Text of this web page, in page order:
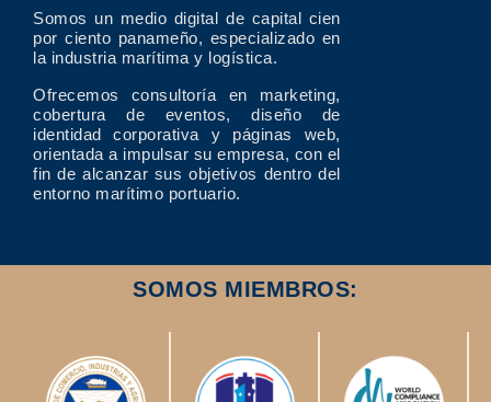
Somos un medio digital de capital cien
por ciento panameño, especializado en
la industria marítima y logística.
Ofrecemos consultoría en marketing,
cobertura de eventos, diseño de
identidad corporativa y páginas web,
orientada a impulsar su empresa, con el
fin de alcanzar sus objetivos dentro del
entorno marítimo portuario.
SOMOS MIEMBROS: